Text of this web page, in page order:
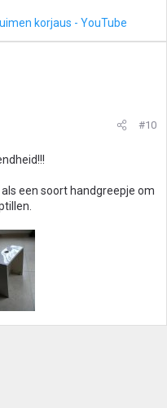
korjaus - YouTube
#10
een soort handgreepje om